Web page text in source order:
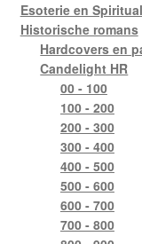
Esoterie en
Historische romans
Hardcovers en
Candelight HR
00 - 100
100 - 200
200 - 300
300 - 400
400 - 500
500 - 600
600 - 700
700 - 800